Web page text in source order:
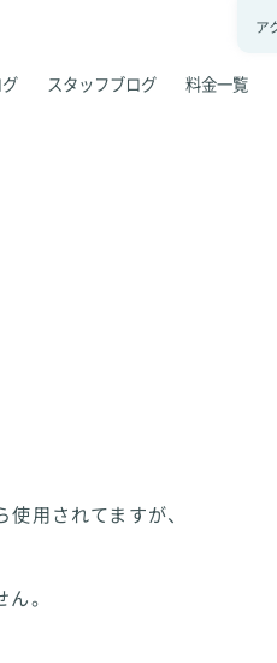
ア
スタッフブログ 料金一覧
用されてますが、
。